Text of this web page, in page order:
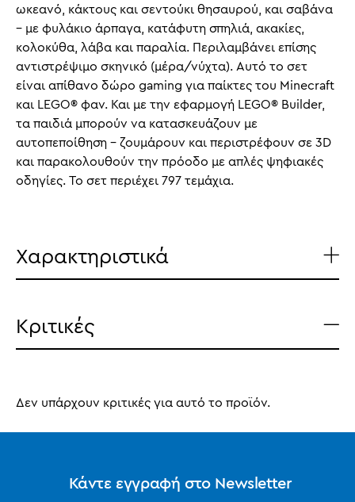
ωκεανό, κάκτους και σεντούκι θησαυρού, και σαβάνα
– με φυλάκιο άρπαγα, κατάφυτη σπηλιά, ακακίες,
κολοκύθα, λάβα και παραλία. Περιλαμβάνει επίσης
αντιστρέψιμο σκηνικό (μέρα/νύχτα). Αυτό το σετ
είναι απίθανο δώρο gaming για παίκτες του Minecraft
και LEGO® φαν. Και με την εφαρμογή LEGO® Builder,
τα παιδιά μπορούν να κατασκευάζουν με
αυτοπεποίθηση – ζουμάρουν και περιστρέφουν σε 3D
και παρακολουθούν την πρόοδο με απλές ψηφιακές
οδηγίες. Το σετ περιέχει 797 τεμάχια.
Χαρακτηριστικά
Κριτικές
Δεν υπάρχουν κριτικές για αυτό το προϊόν.
Κάντε εγγραφή στο Newsletter